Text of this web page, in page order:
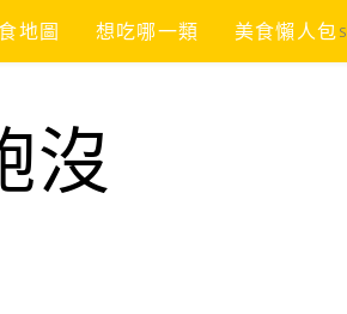
地圖 想吃哪一類 美食懶人包
沒